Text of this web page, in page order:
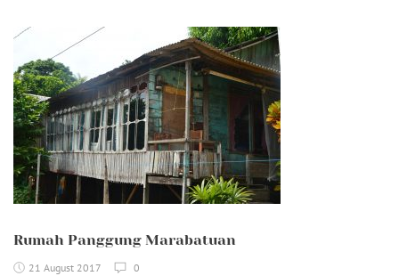
Rumah Panggung Marabatuan
21 August 2017 0